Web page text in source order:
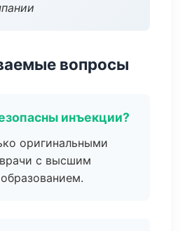
вопросы
инъекции?
оригинальными
с высшим